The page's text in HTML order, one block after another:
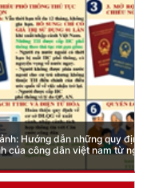
quy định mới trong lĩnh
nam từ ngày 01/7/2026